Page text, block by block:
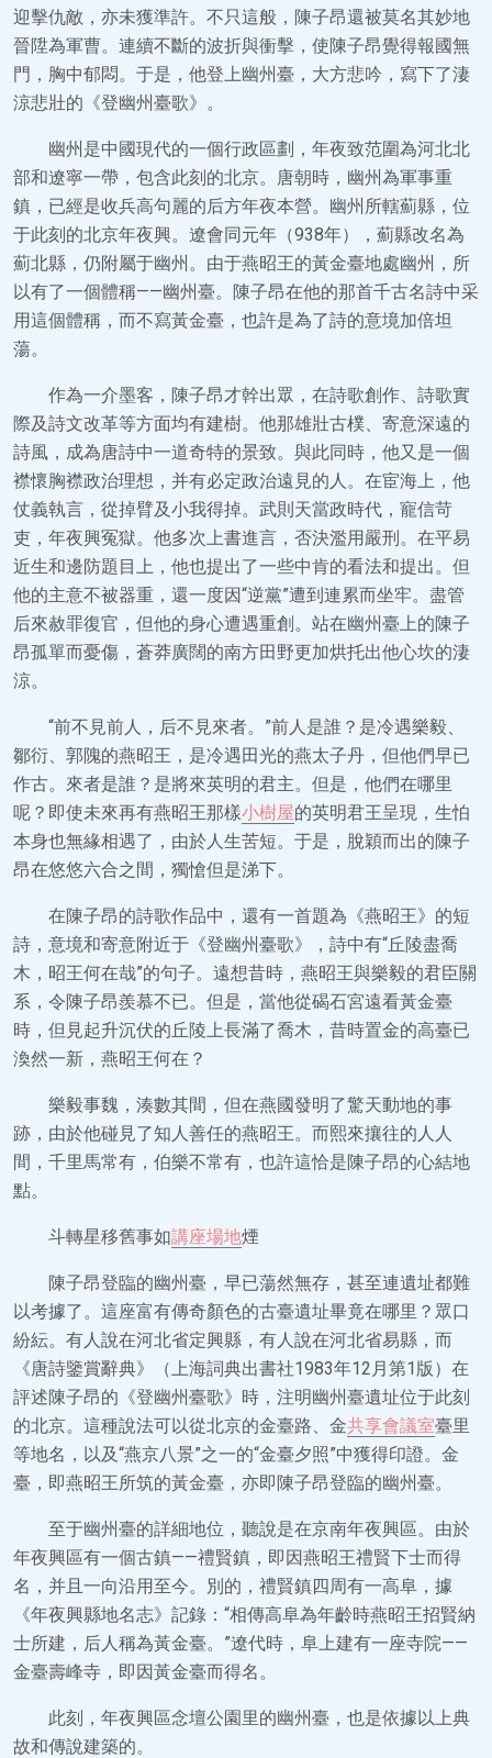
迎擊仇敵，亦未獲準許。不只這般，陳子昂還被莫名其妙地
晉陞為軍曹。連續不斷的波折與衝擊，使陳子昂覺得報國無
門，胸中郁悶。于是，他登上幽州臺，大方悲吟，寫下了淒
涼悲壯的《登幽州臺歌》。
幽州是中國現代的一個行政區劃，年夜致范圍為河北北
部和遼寧一帶，包含此刻的北京。唐朝時，幽州為軍事重
鎮，已經是收兵高句麗的后方年夜本營。幽州所轄薊縣，位
于此刻的北京年夜興。遼會同元年（938年），薊縣改名為
薊北縣，仍附屬于幽州。由于燕昭王的黃金臺地處幽州，所
以有了一個體稱——幽州臺。陳子昂在他的那首千古名詩中采
用這個體稱，而不寫黃金臺，也許是為了詩的意境加倍坦
蕩。
作為一介墨客，陳子昂才幹出眾，在詩歌創作、詩歌實
際及詩文改革等方面均有建樹。他那雄壯古樸、寄意深遠的
詩風，成為唐詩中一道奇特的景致。與此同時，他又是一個
襟懷胸襟政治理想，并有必定政治遠見的人。在宦海上，他
仗義執言，從掉臂及小我得掉。武則天當政時代，寵信苛
吏，年夜興冤獄。他多次上書進言，否決濫用嚴刑。在平易
近生和邊防題目上，他也提出了一些中肯的看法和提出。但
他的主意不被器重，還一度因“逆黨”遭到連累而坐牢。盡管
后來赦罪復官，但他的身心遭遇重創。站在幽州臺上的陳子
昂孤單而憂傷，蒼莽廣闊的南方田野更加烘托出他心坎的淒
涼。
“前不見前人，后不見來者。”前人是誰？是冷遇樂毅、
鄒衍、郭隗的燕昭王，是冷遇田光的燕太子丹，但他們早已
作古。來者是誰？是將來英明的君主。但是，他們在哪里
呢？即使未來再有燕昭王那樣小樹屋的英明君王呈現，生怕
本身也無緣相遇了，由於人生苦短。于是，脫穎而出的陳子
昂在悠悠六合之間，獨愴但是涕下。
在陳子昂的詩歌作品中，還有一首題為《燕昭王》的短
詩，意境和寄意附近于《登幽州臺歌》，詩中有“丘陵盡喬
木，昭王何在哉”的句子。遠想昔時，燕昭王與樂毅的君臣關
系，令陳子昂羨慕不已。但是，當他從碣石宮遠看黃金臺
時，但見起升沉伏的丘陵上長滿了喬木，昔時置金的高臺已
渙然一新，燕昭王何在？
樂毅事魏，湊數其間，但在燕國發明了驚天動地的事
跡，由於他碰見了知人善任的燕昭王。而熙來攘往的人人
間，千里馬常有，伯樂不常有，也許這恰是陳子昂的心結地
點。
斗轉星移舊事如講座場地煙
陳子昂登臨的幽州臺，早已蕩然無存，甚至連遺址都難
以考據了。這座富有傳奇顏色的古臺遺址畢竟在哪里？眾口
紛紜。有人說在河北省定興縣，有人說在河北省易縣，而
《唐詩鑒賞辭典》（上海詞典出書社1983年12月第1版）在
評述陳子昂的《登幽州臺歌》時，注明幽州臺遺址位于此刻
的北京。這種說法可以從北京的金臺路、金共享會議室臺里
等地名，以及“燕京八景”之一的“金臺夕照”中獲得印證。金
臺，即燕昭王所筑的黃金臺，亦即陳子昂登臨的幽州臺。
至于幽州臺的詳細地位，聽說是在京南年夜興區。由於
年夜興區有一個古鎮——禮賢鎮，即因燕昭王禮賢下士而得
名，并且一向沿用至今。別的，禮賢鎮四周有一高阜，據
《年夜興縣地名志》記錄：“相傳高阜為年齡時燕昭王招賢納
士所建，后人稱為黃金臺。”遼代時，阜上建有一座寺院——
金臺壽峰寺，即因黃金臺而得名。
此刻，年夜興區念壇公園里的幽州臺，也是依據以上典
故和傳說建築的。